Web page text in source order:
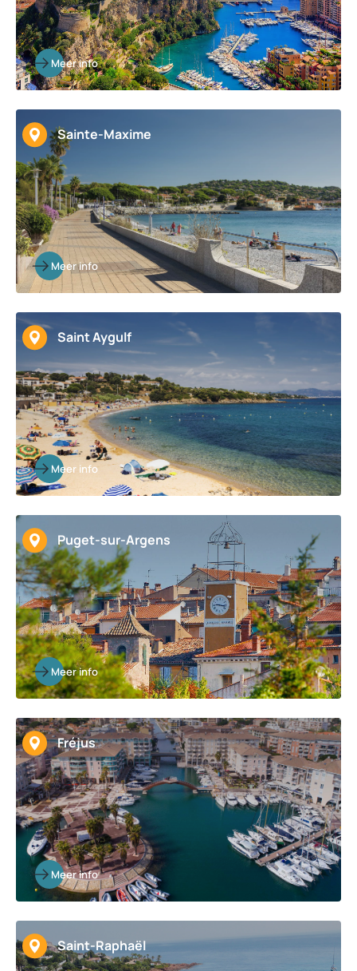
Meer info
Sainte-Maxime
Meer info
Saint Aygulf
Meer info
Puget-sur-Argens
Meer info
Fréjus
Meer info
Saint-Raphaël